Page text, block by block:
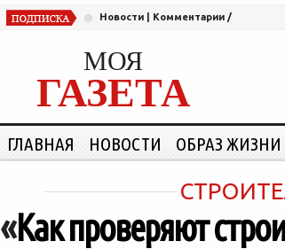
Новости Комментарии /
МОЯ
ГАЗЕТА
ГЛАВНАЯ НОВОСТИ ОБРАЗ ЖИЗНИ
«Как проверяют